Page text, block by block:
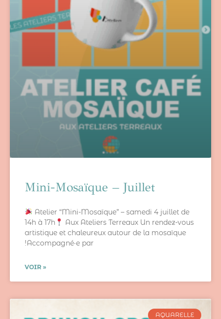
Mini-Mosaïque – Juillet
Atelier “Mini-Mosaïque” – samedi 4 juillet de
14h à 17h
Aux Ateliers Terreaux Un rendez-vous
artistique et chaleureux autour de la mosaïque
!Accompagné·e par
VOIR »
AQUARELLE